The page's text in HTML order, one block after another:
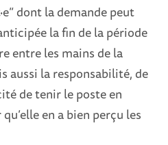
dont la demande peut
la fin de la période
entre les mains de la
aussi la responsabilité, de
de tenir le poste en
en a bien perçu les